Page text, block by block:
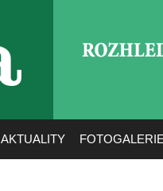
AKTUALITY